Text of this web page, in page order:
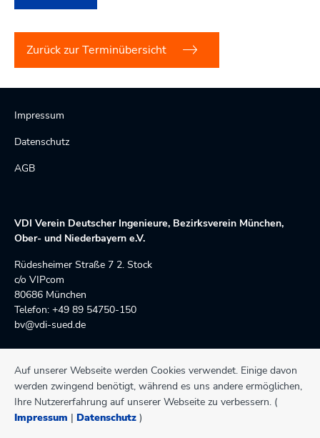
Auf unserer Webseite werden Cookies verwendet. Einige davon
werden zwingend benötigt, während es uns andere ermöglichen,
Ihre Nutzererfahrung auf unserer Webseite zu verbessern. (
Impressum | Datenschutz )
Zurück zur Terminübersicht
Impressum
Datenschutz
AGB
VDI Verein Deutscher Ingenieure, Bezirksverein München,
Ober- und Niederbayern e.V.
Rüdesheimer Straße 7 2. Stock 
c/o VIPcom
80686 München
Telefon: +49 89 54750-150
bv@vdi-sued.de
Besuchen Sie den VDI auch hier: